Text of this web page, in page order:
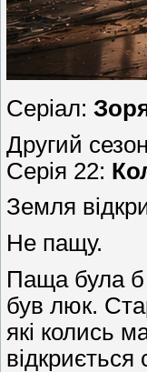
Серіал:
Другий
Серія 22:
Земля
Не пащу.
Паща була б
був люк.
які колись